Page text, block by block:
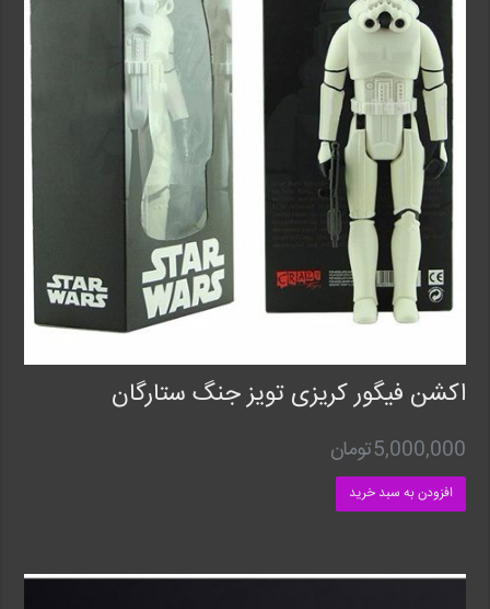
اکشن فیگور کریزی تویز جنگ ستارگان
5,000,000تومان
افزودن به سبد خرید